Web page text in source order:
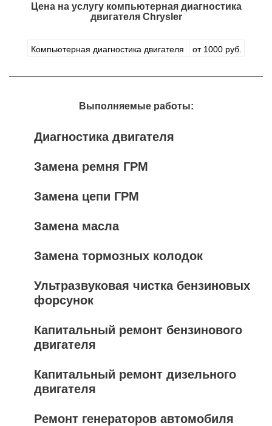
Цена на услугу компьютерная диагностика
двигателя Chrysler
Компьютерная диагностика двигателя от 1000 руб.
Выполняемые работы:
Диагностика двигателя
Замена ремня ГРМ
Замена цепи ГРМ
Замена масла
Замена тормозных колодок
Ультразвуковая чистка бензиновых
форсунок
Капитальный ремонт бензинового
двигателя
Капитальный ремонт дизельного
двигателя
Ремонт генераторов автомобиля